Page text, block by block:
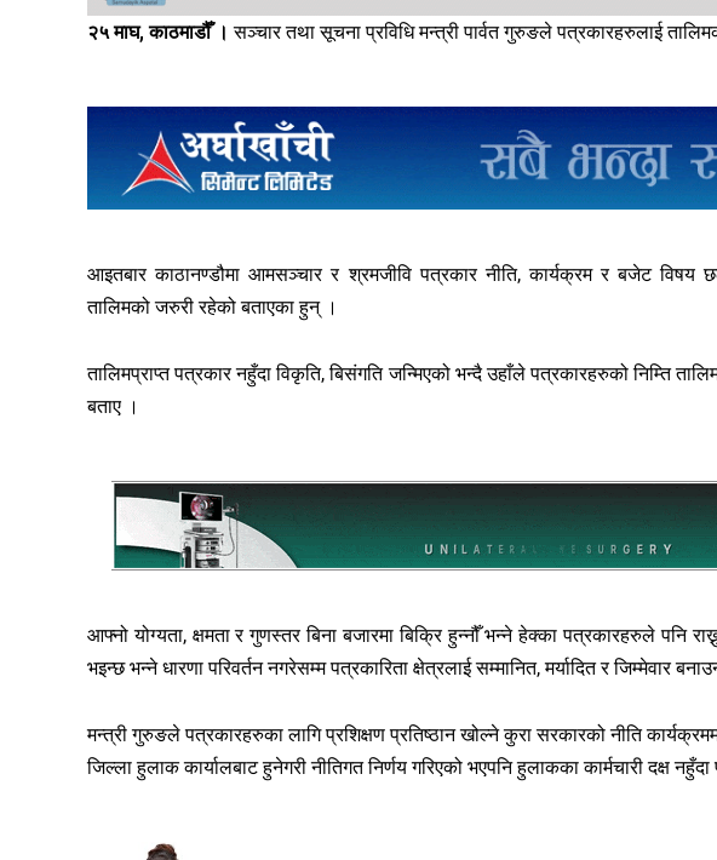
२५ माघ, काठमाडौँ । सञ्चार तथा सूचना प्रविधि मन्त्री पार्वत गुरुङले पत्रकारहरुलाई
आइतबार काठानण्डौमा आमसञ्चार र श्रमजीवि पत्रकार नीति, कार्यक्रम र बजेट
तालिमको जरुरी रहेको बताएका हुन् ।
तालिमप्राप्त पत्रकार नहुँदा विकृति, बिसंगति जन्मिएको भन्दै उहाँले पत्रकारहरुको निम्ति
बताए ।
आफ्नो योग्यता, क्षमता र गुणस्तर बिना बजारमा बिक्रि हुन्नौँ भन्ने हेक्का पत्रकारहरुले पनि
भइन्छ भन्ने धारणा परिवर्तन नगरेसम्म पत्रकारिता क्षेत्रलाई सम्मानित, मर्यादित र जिम्मेवार
मन्त्री गुरुङले पत्रकारहरुका लागि प्रशिक्षण प्रतिष्ठान खोल्ने कुरा सरकारको नीति
जिल्ला हुलाक कार्यालबाट हुनेगरी नीतिगत निर्णय गरिएको भएपनि हुलाकका कार्मचारी दक्ष